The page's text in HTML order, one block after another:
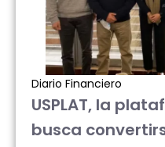
Diario Financiero
USPLAT, la
busca